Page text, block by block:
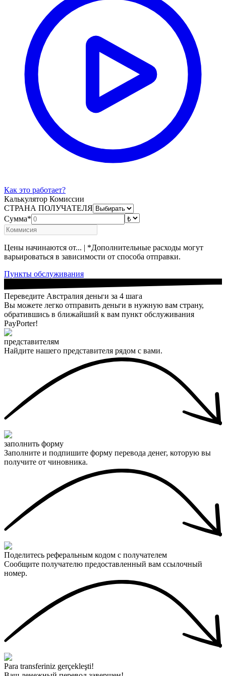
Как это работает?
Калькулятор Комиссии
СТРАНА ПОЛУЧАТЕЛЯ
Сумма*
Цены начинаются от... | *Дополнительные расходы могут
варьироваться в зависимости от способа отправки.
Пункты обслуживания
Переведите Австралия деньги за 4 шага
Вы можете легко отправить деньги в нужную вам страну,
обратившись в ближайший к вам пункт обслуживания
PayPorter!
представителям
Найдите нашего представителя рядом с вами.
заполнить форму
Заполните и подпишите форму перевода денег, которую вы
получите от чиновника.
Поделитесь реферальным кодом с получателем
Сообщите получателю предоставленный вам ссылочный
номер.
Para transferiniz gerçekleşti!